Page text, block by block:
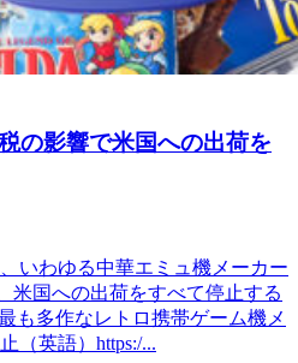
の影響で米国への出荷を
いわゆる中華エミュ機メーカー
米国への出荷をすべて停止する
も多作なレトロ携帯ゲーム機メ
（英語）https:/...